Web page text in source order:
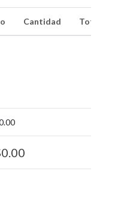
Cantidad Total